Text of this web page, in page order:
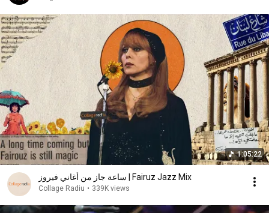
1:05:22
ساعة جاز من أغاني فيروز | Fairuz Jazz Mix
Collage Radiu • 339K views